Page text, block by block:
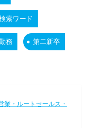
索ワード
務 第二新卒
業・ルートセールス・